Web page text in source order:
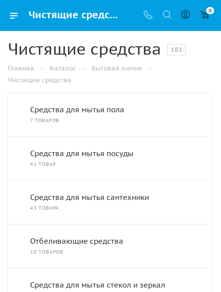
Чистящие средства купить оптом и в розницу в Москве по низкой цене 0
Чистящие средства 181
Главная — Каталог — Бытовая химия —
Чистящие средства
Средства для мытья пола
7 ТОВАРОВ
Средства для мытья посуды
41 ТОВАР
Средства для мытья сантехники
43 ТОВАРА
Отбеливающие средства
10 ТОВАРОВ
Средства для мытья стекол и зеркал